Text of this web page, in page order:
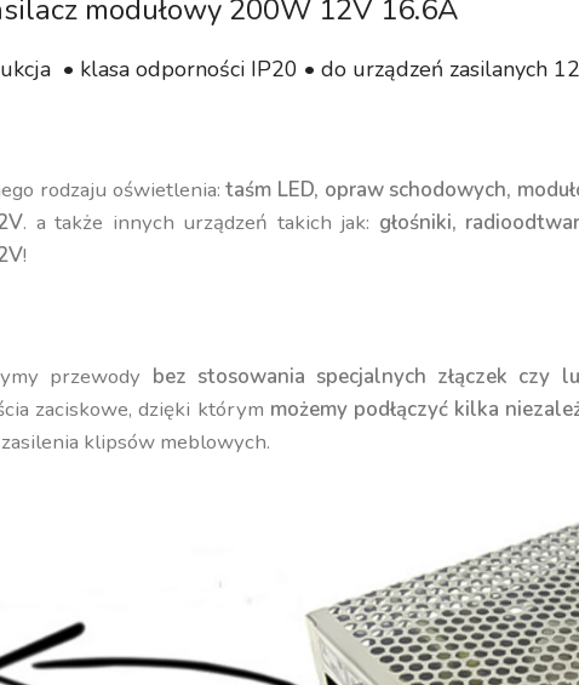
modułowy 200W 12V 16.6A
• klasa odporności IP20 • do urządzeń zasilanych
rodzaju oświetlenia:taśm LED, opraw schodowych,
. a także innych urządzeń takich jak: głośniki,
!
przewody bez stosowania specjalnych złączek czy
zaciskowe, dzięki którym możemy podłączyć kilka
klipsów meblowych.